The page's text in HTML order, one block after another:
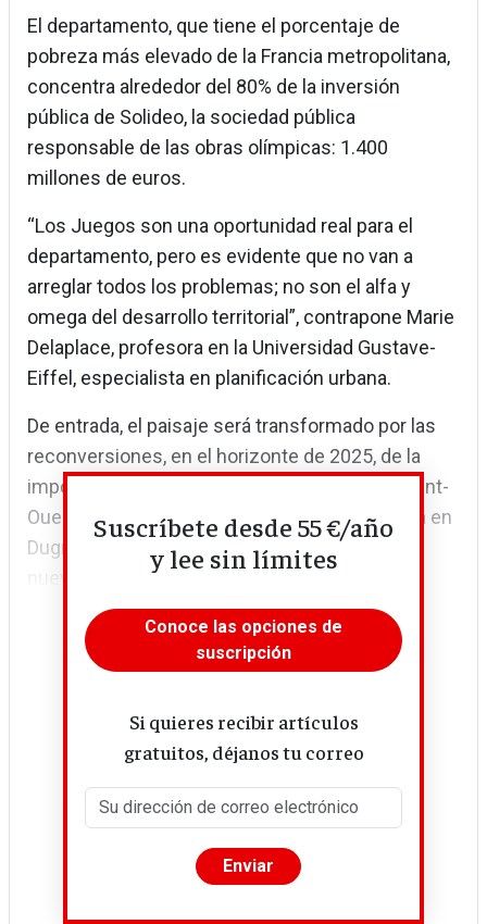
El departamento, que tiene el porcentaje de
pobreza más elevado de la Francia metropolitana,
concentra alrededor del 80% de la inversión
pública de Solideo, la sociedad pública
responsable de las obras olímpicas: 1.400
millones de euros.
“Los Juegos son una oportunidad real para el
departamento, pero es evidente que no van a
arreglar todos los problemas; no son el alfa y
omega del desarrollo territorial”, contrapone Marie
Delaplace, profesora en la Universidad Gustave-
Eiffel, especialista en planificación urbana.
De entrada, el paisaje será transformado por las
reconversiones, en el horizonte de 2025, de la
imponente villa olímpica, entre Saint-Denis, Saint-
Ouen en Île-Saint-Denis, y la villa para la prensa en
Dugny, que aportarán alrededor de 4.000 pisos
nuevos, así como...
Suscríbete desde 55 €/año
y lee sin límites
Conoce las opciones de
suscripción
Si quieres recibir artículos
gratuitos, déjanos tu correo